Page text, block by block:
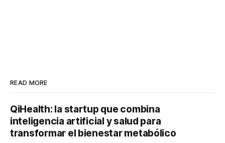
READ MORE
QiHealth: la startup que combina
inteligencia artificial y salud para
transformar el bienestar metabólico